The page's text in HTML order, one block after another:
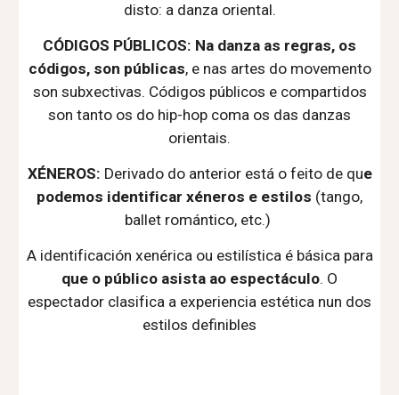
disto: a danza oriental.
CÓDIGOS PÚBLICOS: Na danza as regras, os
códigos, son públicas, e nas artes do movemento
son subxectivas. Códigos públicos e compartidos
son tanto os do hip-hop coma os das danzas
orientais.
XÉNEROS: Derivado do anterior está o feito de que
podemos identificar xéneros e estilos (tango,
ballet romántico, etc.)
A identificación xenérica ou estilística é básica para
que o público asista ao espectáculo. O
espectador clasifica a experiencia estética nun dos
estilos definibles